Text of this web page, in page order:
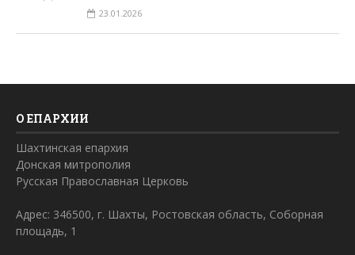
23.01.2026
О ЕПАРХИИ
Шахтинская епархия
Донская митрополия
Русская Православная Церковь
Адрес: 346500, г. Шахты, Ростовская область, Соборная
площадь, 1